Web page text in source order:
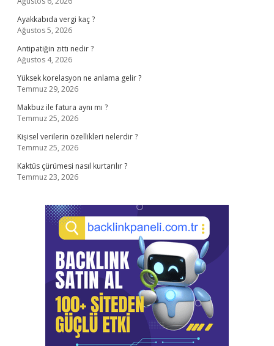
Ayakkabıda vergi kaç ?
Ağustos 5, 2026
Antipatiğin zıttı nedir ?
Ağustos 4, 2026
Yüksek korelasyon ne anlama gelir ?
Temmuz 29, 2026
Makbuz ile fatura aynı mı ?
Temmuz 25, 2026
Kişisel verilerin özellikleri nelerdir ?
Temmuz 25, 2026
Kaktüs çürümesi nasıl kurtarılır ?
Temmuz 23, 2026